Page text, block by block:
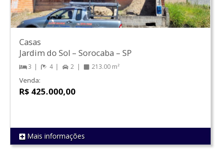
REF 1296
Casas
Jardim do Sol – Sorocaba – SP
3 4 2 213.00 m²
Venda:
R$ 425.000,00
Mais informações